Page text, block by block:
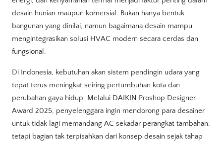
desain hunian maupun komersial. Bukan hanya bentuk
bangunan yang dinilai, namun bagaimana desain mampu
mengintegrasikan solusi HVAC modern secara cerdas dan
fungsional.
Di Indonesia, kebutuhan akan sistem pendingin udara yang
tepat terus meningkat seiring pertumbuhan kota dan
perubahan gaya hidup. Melalui DAIKIN Proshop Designer
Award 2025, penyelenggara ingin mendorong para desainer
untuk tidak lagi memandang AC sekadar perangkat tambahan,
tetapi bagian tak terpisahkan dari konsep desain sejak tahap